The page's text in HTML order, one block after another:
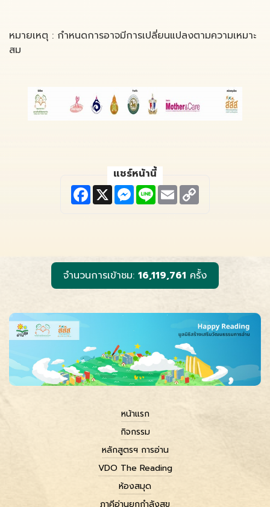
หมายเหตุ : กําหนดการอาจมีการเปลี่ยนแปลงตามความเหมาะ
สม
แชร์หน้านี้
F
a
c
X M
e
s
r
L
n
E
m
a
k
จำนวนการเข้าชม: 16,119,761 ครั้ง
หน้าแรก
กิจกรรม
หลักสูตรฯ การอ่าน
VDO The Reading
ห้องสมุด
ภาคีอ่านยกกำลังสุข